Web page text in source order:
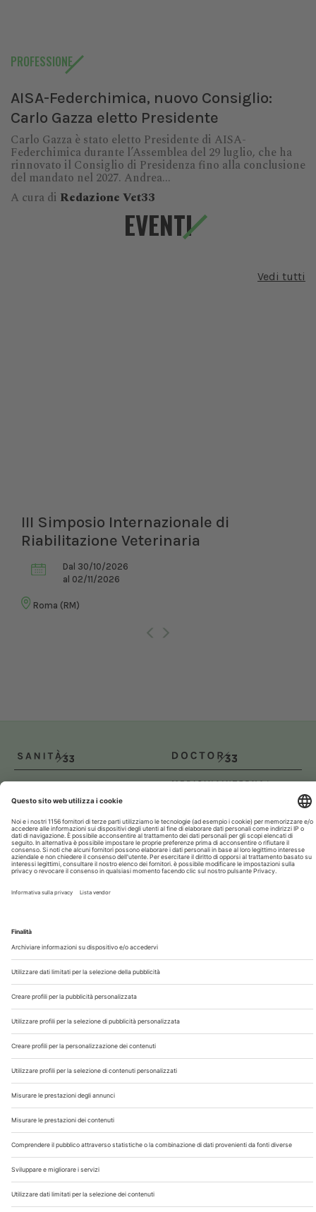
PROFESSIONE
AISA-Federchimica, nuovo Consiglio:
Carlo Gazza eletto Presidente
Carlo Gazza è stato eletto Presidente di AISA-
Federchimica durante l’Assemblea del 29 luglio, che ha
rinnovato il Consiglio di Presidenza fino alla conclusione
del mandato nel 2027. Andrea...
A cura di Redazione Vet33
EVENTI
Vedi tutti
III Simposio Internazionale di
Riabilitazione Veterinaria
Dal 30/10/2026
al 02/11/2026
Roma (RM)
Chi Siamo
Contatti
Note Legali
Privacy